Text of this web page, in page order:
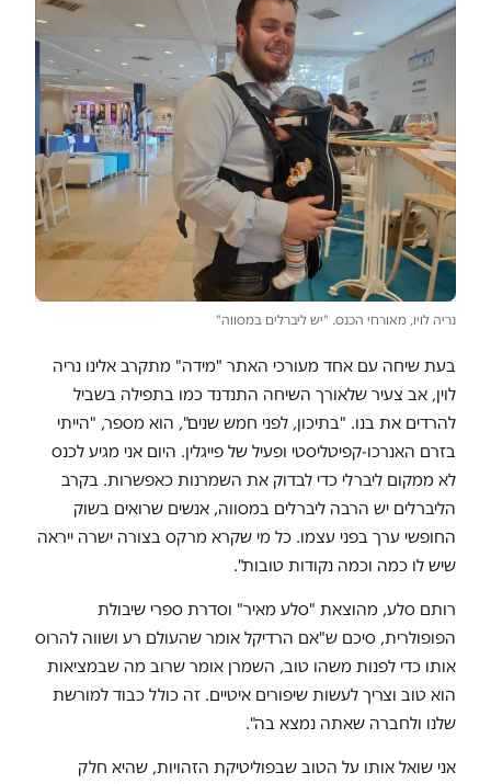
נריה לויו, מאורחי הכנס. "יש ליברלים במסווה"
בעת שיחה עם אחד מעורכי האתר "מידה" מתקרב אלינו נריה
לוין, אב צעיר שלאורך השיחה התנדנד כמו בתפילה בשביל
להרדים את בנו. "בתיכון, לפני חמש שנים", הוא מספר, "הייתי
בזרם האנרכו-קפיטליסטי ופעיל של פייגלין. היום אני מגיע לכנס
לא ממקום ליברלי כדי לבדוק את השמרנות כאפשרות. בקרב
הליברלים יש הרבה ליברלים במסווה, אנשים שרואים בשוק
החופשי ערך בפני עצמו. כל מי שקרא מרקס בצורה ישרה ייראה
שיש לו כמה וכמה נקודות טובות".
רותם סלע, מהוצאת "סלע מאיר" וסדרת ספרי שיבולת
הפופולרית, סיכם ש"אם הרדיקל אומר שהעולם רע ושווה להרוס
אותו כדי לפנות משהו טוב, השמרן אומר שרוב מה שבמציאות
הוא טוב וצריך לעשות שיפורים איטיים. זה כולל כבוד למורשת
שלנו ולחברה שאתה נמצא בה".
אני שואל אותו על הטוב שבפוליטיקת הזהויות, שהיא חלק